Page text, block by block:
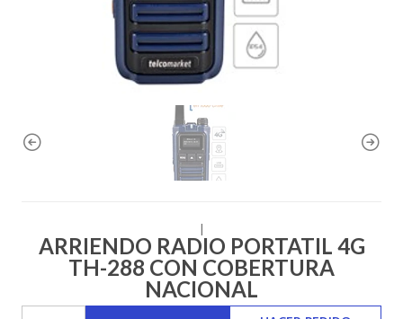
ARRIENDO RADIO PORTATIL 4G
TH-288 CON COBERTURA
NACIONAL